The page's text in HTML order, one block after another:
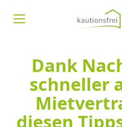
Menü öffnen
Dank
schneller
diesen